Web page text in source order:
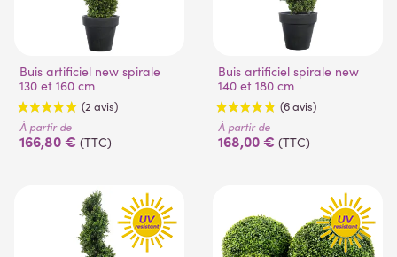
Buis artificiel new spirale
130 et 160 cm
À partir de
166,80 € (TTC)
Buis artificiel spirale new
140 et 180 cm
À partir de
168,00 € (TTC)